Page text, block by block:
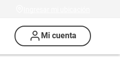
Mi cuenta